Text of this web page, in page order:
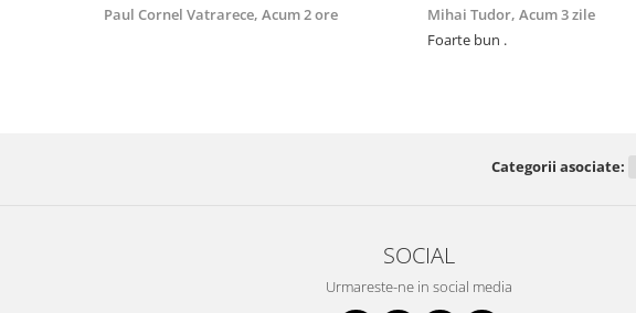
Paul Cornel Vatrarece, Acum 2 ore
Mihai Tudor, Acum 3 zile
Foarte bun .
Categorii asociate:
SOCIAL
Urmareste-ne in social media